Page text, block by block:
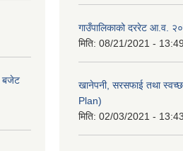
बजेट
गाउँपालिकाको दररेट आ.व.
मिति: 08/21/2021 - 13:49
खानेपनी, सरसफाई तथा
Plan)
मिति: 02/03/2021 - 13:43